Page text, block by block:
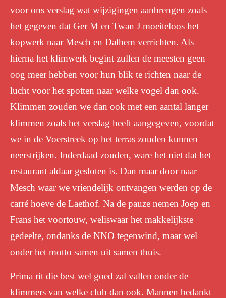
voor ons verslag wat wijzigingen aanbrengen zoals
het gegeven dat Ger M en Twan J moeiteloos het
kopwerk naar Mesch en Dalhem verrichten. Als
hierna het klimwerk begint zullen de meesten geen
oog meer hebben voor hun blik te richten naar de
lucht voor het spotten naar welke vogel dan ook.
Klimmen zouden we dan ook met een aantal langer
klimmen zoals het verslag heeft aangegeven, voordat
we in de Voerstreek op het terras zouden kunnen
neerstrijken. Inderdaad zouden, ware het niet dat het
restaurant aldaar gesloten is. Dan maar door naar
Mesch waar we vriendelijk ontvangen werden op de
carré hoeve de Laethof. Na de pauze nemen Joep en
Frans het voortouw, weliswaar het makkelijkste
gedeelte, ondanks de NNO tegenwind, maar wel
onder het motto samen uit samen thuis.
Prima rit die best wel goed zal vallen onder de
klimmers van welke club dan ook. Mannen bedankt